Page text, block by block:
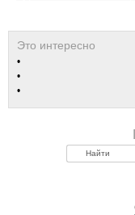
Найти